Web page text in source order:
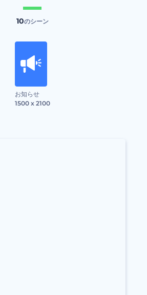
10のシーン
お知らせ
1500 x 2100